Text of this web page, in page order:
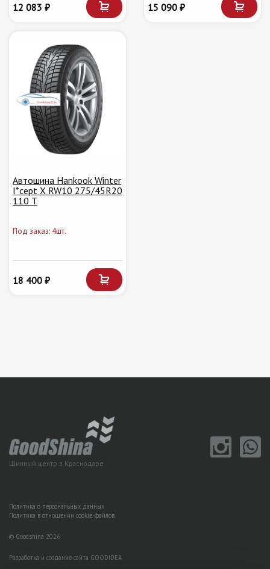
12 083 ₽ 15 090 ₽
Автошина Hankook Winter
I*cept X RW10 275/45R20
110 T
Под заказ: 4шт.
18 400 ₽
Шинный центр в Краснодаре
Политика о персональных данных
Политика в отношении cookie-файлов
© Goodshina 2026
Разработка и создание сайта GOODIDEA